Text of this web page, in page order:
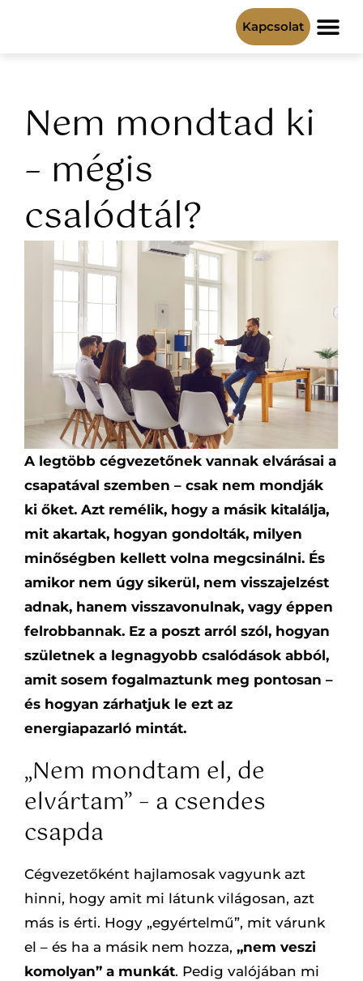
Kapcsolat
Nem mondtad ki
– mégis
csalódtál?
A legtöbb cégvezetőnek vannak elvárásai a
csapatával szemben – csak nem mondják
ki őket. Azt remélik, hogy a másik kitalálja,
mit akartak, hogyan gondolták, milyen
minőségben kellett volna megcsinálni. És
amikor nem úgy sikerül, nem visszajelzést
adnak, hanem visszavonulnak, vagy éppen
felrobbannak. Ez a poszt arról szól, hogyan
születnek a legnagyobb csalódások abból,
amit sosem fogalmaztunk meg pontosan –
és hogyan zárhatjuk le ezt az
energiapazarló mintát.
„Nem mondtam el, de
elvártam” – a csendes
csapda
Cégvezetőként hajlamosak vagyunk azt
hinni, hogy amit mi látunk világosan, azt
más is érti. Hogy „egyértelmű”, mit várunk
el – és ha a másik nem hozza, „nem veszi
komolyan” a munkát. Pedig valójában mi